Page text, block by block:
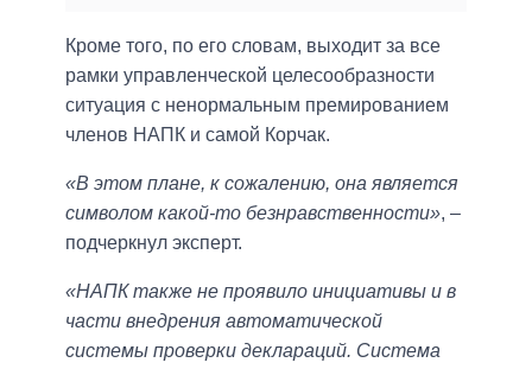
Кроме того, по его словам, выходит за все
рамки управленческой целесообразности
ситуация с ненормальным премированием
членов НАПК и самой Корчак.
«В этом плане, к сожалению, она является
символом какой-то безнравственности», –
подчеркнул эксперт.
«НАПК также не проявило инициативы и в
части внедрения автоматической
системы проверки деклараций. Система